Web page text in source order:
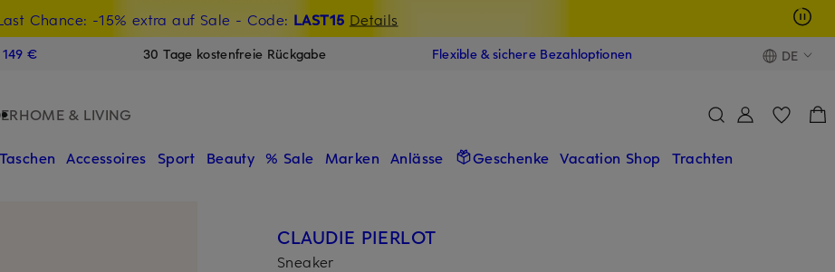
Chance: -15% extra auf Sale - Code: LAST15 Details
15€-Willkommensgutschein mit Beyond sichern
€ 30 Tage kostenfreie Rückgabe Flexible & sichere Bezahloptionen DE
HOME & LIVING
Taschen Accessoires Sport Beauty % Sale Marken Anlässe Geschenke Vacation Shop Trachten
CLAUDIE PIERLOT
Sneaker